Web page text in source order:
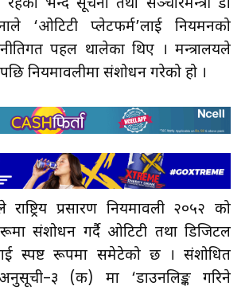
भन्दै सूचना तथा सञ्चारमन्त्री डा
‘ओटिटी प्लेटफर्म’लाई नियमनको
पहल थालेका थिए । मन्त्रालयले
नियमावलीमा संशोधन गरेको हो ।
राष्ट्रिय प्रसारण नियमावली २०५२ को
संशोधन गर्दै ओटिटी तथा डिजिटल
स्पष्ट रूपमा समेटेको छ । संशोधित
(क) मा ‘डाउनलिङ्क गरिने